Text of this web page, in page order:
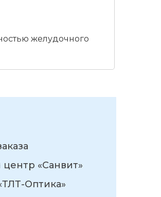
желудочного
«Санвит»
Оптика»